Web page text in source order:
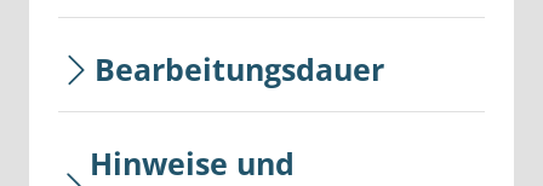
Bearbeitungsdauer
Hinweise und